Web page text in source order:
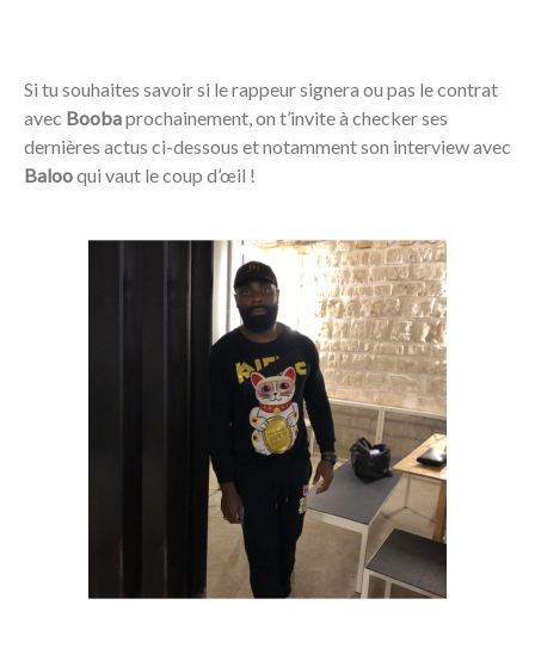
Si tu souhaites savoir si le rappeur signera ou pas le contrat
avec Boobaprochainement, on t’invite à checker ses
dernières actus ci-dessous et notamment son interview avec
Balooqui vaut le coup d’œil !